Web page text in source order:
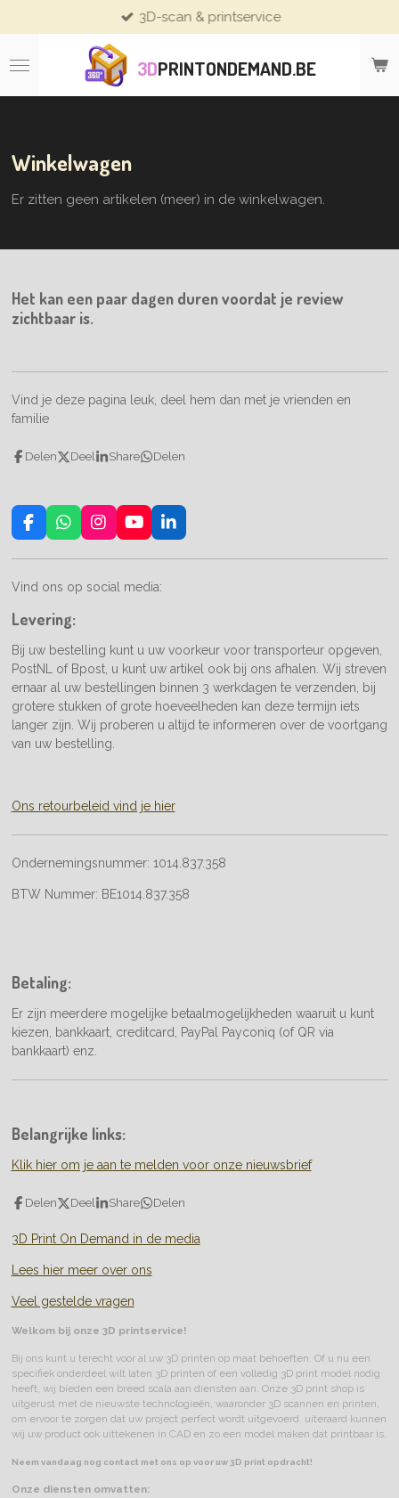
direct
naar
de
hoofdinhoud
3DPRINTONDEMAND.BE
3D-scan & printservice
Winkelwagen
Er zitten geen artikelen (meer) in de winkelwagen.
Het kan een paar dagen duren voordat je review
zichtbaar is.
Vind je deze pagina leuk, deel hem dan met je vrienden en
familie
Delen Deel Share Delen
F
a
c
b
o
W
h
a
s
p
p
I
n
s
a
m
Y
o
u
u
L
i
n
Vind ons op social media:
Levering:
Bij uw bestelling kunt u uw voorkeur voor transporteur opgeven,
PostNL of Bpost, u kunt uw artikel ook bij ons afhalen. Wij streven
ernaar al uw bestellingen binnen 3 werkdagen te verzenden, bij
grotere stukken of grote hoeveelheden kan deze termijn iets
langer zijn. Wij proberen u altijd te informeren over de voortgang
van uw bestelling.
Ons retourbeleid vind je hier
Ondernemingsnummer: 1014.837.358
BTW Nummer: BE1014.837.358
Betaling:
Er zijn meerdere mogelijke betaalmogelijkheden waaruit u kunt
kiezen, bankkaart, creditcard, PayPal Payconiq (of QR via
bankkaart) enz.
Belangrijke links:
Klik hier om je aan te melden voor onze nieuwsbrief
Delen Deel Share Delen
3D Print On Demand in de media
Lees hier meer over ons
Veel gestelde vragen
Welkom bij onze 3D printservice!
Bij ons kunt u terecht voor al uw 3D printen op maat behoeften. Of u nu een
specifiek onderdeel wilt laten 3D printen of een volledig 3D print model nodig
heeft, wij bieden een breed scala aan diensten aan. Onze 3D print shop is
uitgerust met de nieuwste technologieën, waaronder 3D scannen en printen,
om ervoor te zorgen dat uw project perfect wordt uitgevoerd. uiteraard kunnen
wij uw product ook uittekenen in CAD en zo een model maken dat printbaar is.
Neem vandaag nog contact met ons op voor uw 3D print opdracht!
Onze diensten omvatten: